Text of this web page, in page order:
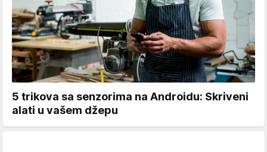
5 trikova sa senzorima na Androidu: Skriveni
alati u vašem džepu